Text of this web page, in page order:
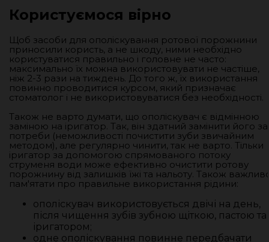
Користуємося вірно
Щоб засоби для ополіскування ротової порожнини
приносили користь, а не шкоду, ними необхідно
користуватися правильно і головне не часто:
максимально їх можна використовувати не частіше,
ніж 2-3 рази на тиждень. До того ж, їх використання
повинно проводитися курсом, який призначає
стоматолог і не використовуватися без необхідності.
Також не варто думати, що ополіскувач є відмінною
заміною на іригатор. Так, він здатний замінити його за
потреби (неможливості почистити зуби звичайним
методом), але регулярно чинити, так не варто. Тільки
іригатор за допомогою спрямованого потоку
струменя води може ефективно очистити ротову
порожнину від залишків їжі та нальоту. Також
пам'ятати про правильне використання рідини:
ополіскувач використовується двічі на день,
після чищення зубів зубною щіткою, пастою та
іригатором;
одне ополіскування повинне передбачати